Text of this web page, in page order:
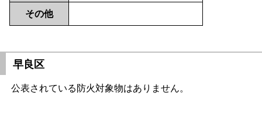
その他
早良区
公表されている防火対象物はありません。